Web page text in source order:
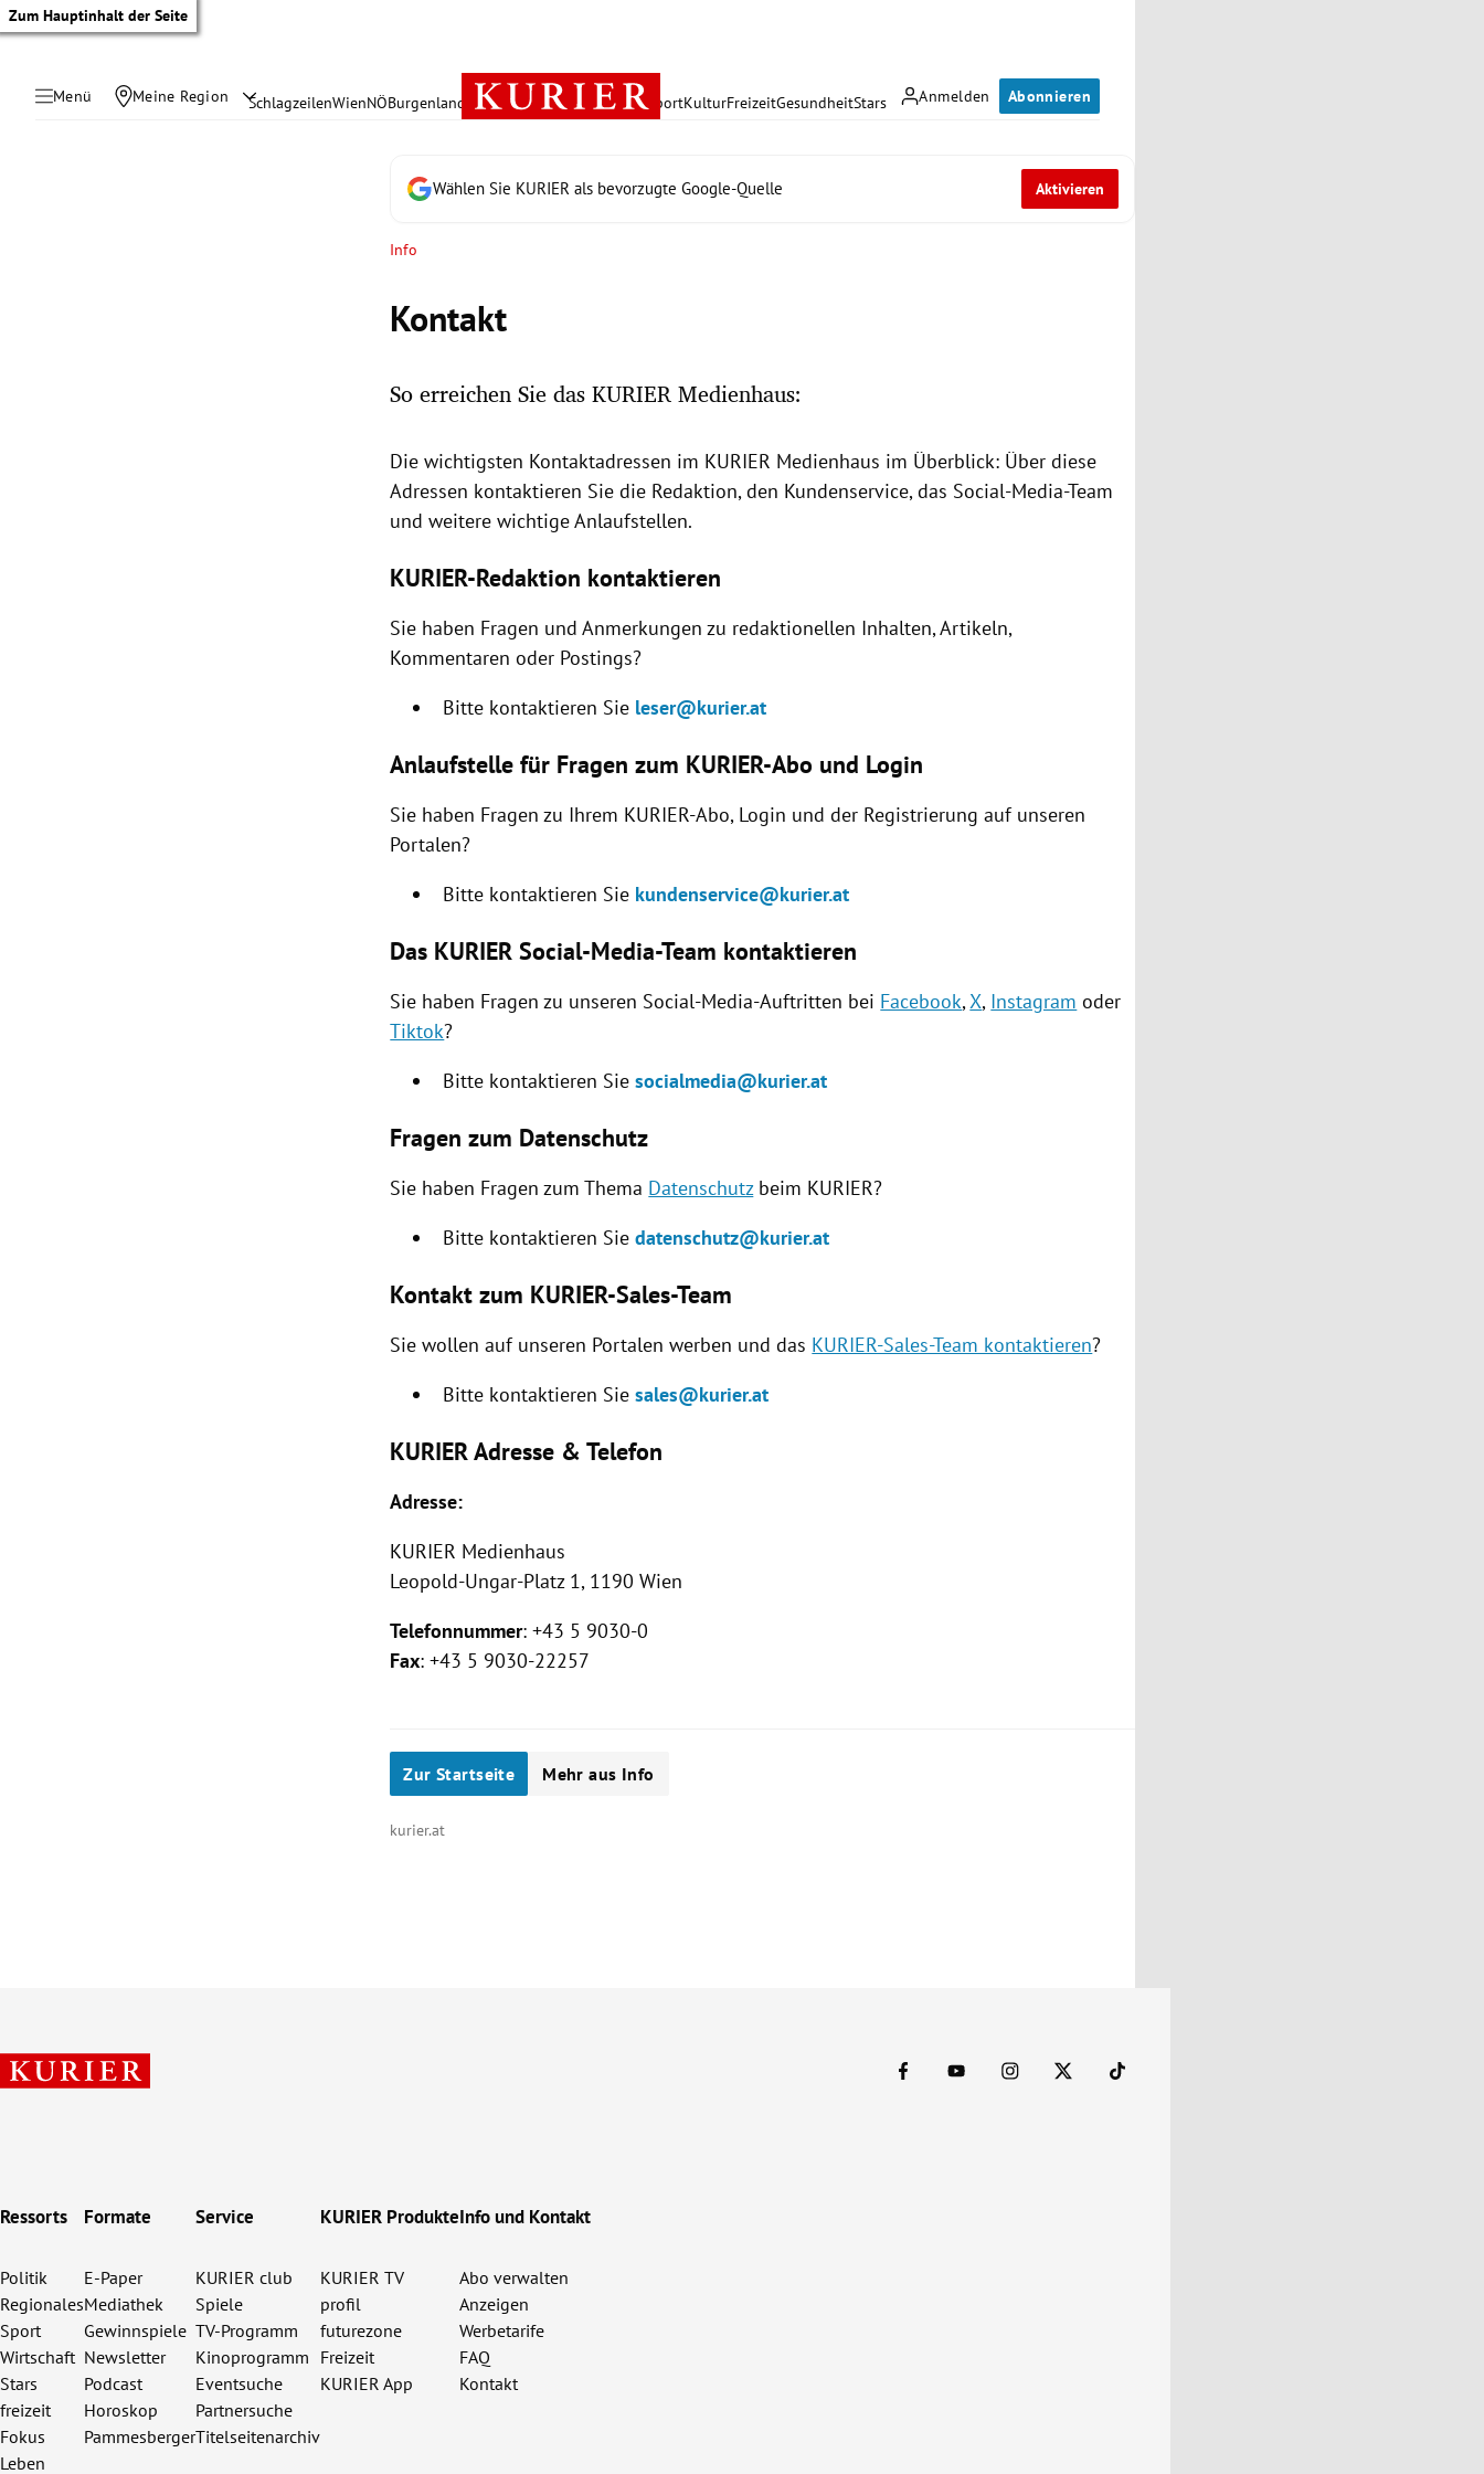
Zum Hauptinhalt der Seite
Menü Meine Region Anmelden Abonnieren
SchlagzeilenWienNÖBurgenland Österreich PolitikWirtschaft SportKulturFreizeitGesundheitStars
Wählen Sie KURIER als bevorzugte Google-Quelle Aktivieren
Info
Kontakt
So erreichen Sie das KURIER Medienhaus:
Die wichtigsten Kontaktadressen im KURIER Medienhaus im Überblick: Über diese
Adressen kontaktieren Sie die Redaktion, den Kundenservice, das Social-Media-Team
und weitere wichtige Anlaufstellen.
KURIER-Redaktion kontaktieren
Sie haben Fragen und Anmerkungen zu redaktionellen Inhalten, Artikeln,
Kommentaren oder Postings?
Bitte kontaktieren Sie leser@kurier.at
Anlaufstelle für Fragen zum KURIER-Abo und Login
Sie haben Fragen zu Ihrem KURIER-Abo, Login und der Registrierung auf unseren
Portalen?
Bitte kontaktieren Sie kundenservice@kurier.at
Das KURIER Social-Media-Team kontaktieren
Sie haben Fragen zu unseren Social-Media-Auftritten bei Facebook,X, Instagram oder
Tiktok?
Bitte kontaktieren Siesocialmedia@kurier.at
Fragen zum Datenschutz
Sie haben Fragen zum Thema Datenschutzbeim KURIER?
Bitte kontaktieren Siedatenschutz@kurier.at
Kontakt zum KURIER-Sales-Team
Sie wollen auf unseren Portalen werben und das KURIER-Sales-Team kontaktieren?
Bitte kontaktieren Siesales@kurier.at
KURIER Adresse & Telefon
Adresse:
KURIER Medienhaus
Leopold-Ungar-Platz 1, 1190 Wien
Telefonnummer: +43 5 9030-0
Fax: +43 5 9030-22257
Zur Startseite Mehr aus Info
kurier.at
Ressorts
Politik
Regionales
Sport
Wirtschaft
Stars
freizeit
Fokus
Leben
Formate
E-Paper
Mediathek
Gewinnspiele
Newsletter
Podcast
Horoskop
Pammesberger
Service
KURIER club
Spiele
TV-Programm
Kinoprogramm
Eventsuche
Partnersuche
Titelseitenarchiv
KURIER Produkte
KURIER TV
profil
futurezone
Freizeit
KURIER App
Info und Kontakt
Abo verwalten
Anzeigen
Werbetarife
FAQ
Kontakt